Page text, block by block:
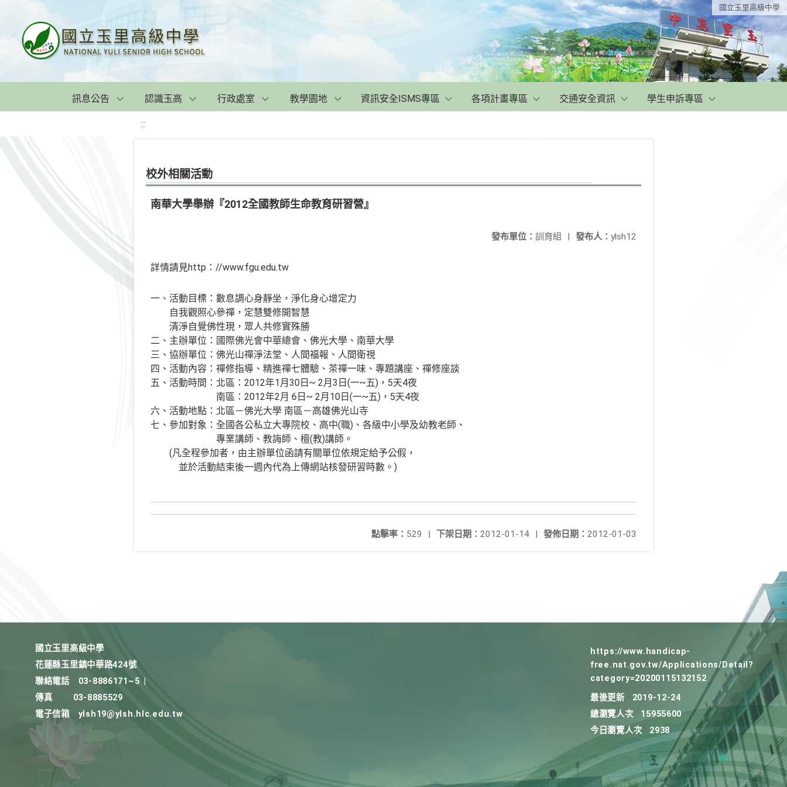
國立玉里高級中學
訊息公告 認識玉高 行政處室 教學園地 資訊安全ISMS專區 各項計畫專區 交通安全資訊 學生申訴專區
:::
校外相關活動
南華大學舉辦『2012全國教師生命教育研習營』
發布人： ylsh12
發布單位： 訓育組 |
詳情請見http：//www.fgu.edu.tw
一、活動目標：數息調心身靜坐，淨化身心增定力
自我觀照心參禪，定慧雙修開智慧
清淨自覺佛性現，眾人共修實殊勝
二、主辦單位：國際佛光會中華總會、佛光大學、南華大學
三、協辦單位：佛光山禪淨法堂、人間福報、人間衛視
四、活動內容：禪修指導、精進禪七體驗、茶禪一味、專題講座、禪修座談
五、活動時間：北區：2012年1月30日~ 2月3日(一~五)，5天4夜
南區：2012年2月 6日~ 2月10日(一~五)，5天4夜
六、活動地點：北區－佛光大學 南區－高雄佛光山寺
七、參加對象：全國各公私立大專院校、高中(職)、各級中小學及幼教老師、
專業講師、教誨師、檀(教)講師。
(凡全程參加者，由主辦單位函請有關單位依規定給予公假，
並於活動結束後一週內代為上傳網站核發研習時數。)
發佈日期： 2012-01-03
下架日期： 2012-01-14 |
點擊率： 529 |
國立玉里高級中學
花蓮縣玉里鎮中華路424號
聯絡電話
03-8886171~5
傳真
03-8885529
電子信箱
ylsh19@ylsh.hlc.edu.tw
https://www.handicap-
free.nat.gov.tw/Applications/Detail?
category=20200115132152
最後更新
2019-12-24
總瀏覽人次
15955600
今日瀏覽人次
2938